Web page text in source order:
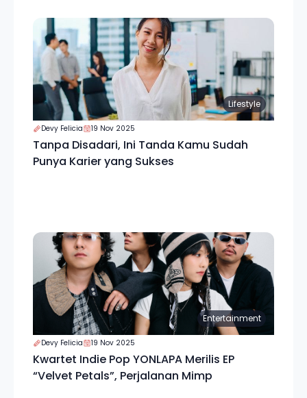
Lifestyle
Devy Felicia 19 Nov 2025
Tanpa Disadari, Ini Tanda Kamu Sudah
Punya Karier yang Sukses
Entertainment
Devy Felicia 19 Nov 2025
Kwartet Indie Pop YONLAPA Merilis EP
“Velvet Petals”, Perjalanan Mimp